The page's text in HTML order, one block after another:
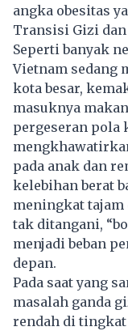
angka obesitas
Transisi Gizi
Seperti banyak
Vietnam sedang
kota besar,
masuknya
pergeseran pola
pada anak dan
kelebihan berat
meningkat tajam
tak ditangani,
menjadi beban
depan.
Pada saat yang
masalah ganda
rendah di